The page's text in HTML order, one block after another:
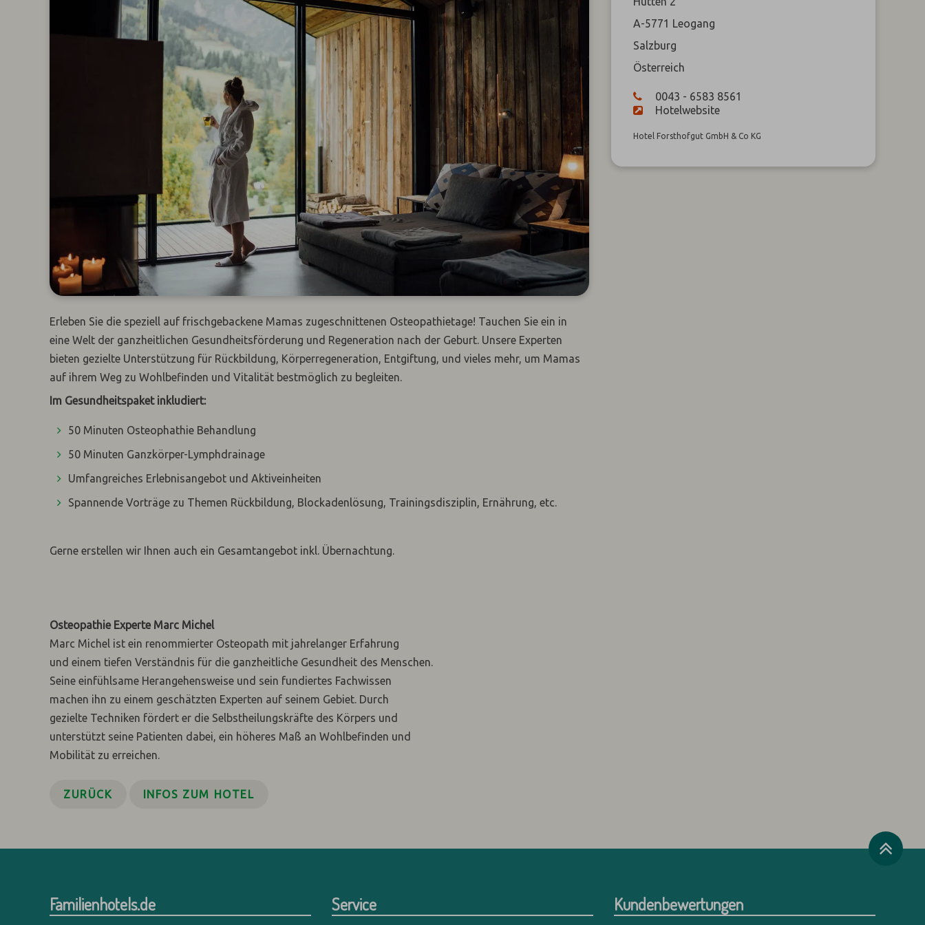
Erleben Sie die speziell auf frischgebackene Mamas zugeschnittenen Osteopathietage! Tauchen Sie ein in
eine Welt der ganzheitlichen Gesundheitsförderung und Regeneration nach der Geburt. Unsere Experten
bieten gezielte Unterstützung für Rückbildung, Körperregeneration, Entgiftung, und vieles mehr, um Mamas
auf ihrem Weg zu Wohlbefinden und Vitalität bestmöglich zu begleiten.
Im Gesundheitspaket inkludiert:
50 Minuten Osteophathie Behandlung
50 Minuten Ganzkörper-Lymphdrainage
Umfangreiches Erlebnisangebot und Aktiveinheiten
Spannende Vorträge zu Themen Rückbildung, Blockadenlösung, Trainingsdisziplin, Ernährung, etc.
Gerne erstellen wir Ihnen auch ein Gesamtangebot inkl. Übernachtung.
Osteopathie Experte Marc Michel
Marc Michel ist ein renommierter Osteopath mit jahrelanger Erfahrung
und einem tiefen Verständnis für die ganzheitliche Gesundheit des Menschen.
Seine einfühlsame Herangehensweise und sein fundiertes Fachwissen
machen ihn zu einem geschätzten Experten auf seinem Gebiet. Durch
gezielte Techniken fördert er die Selbstheilungskräfte des Körpers und
unterstützt seine Patienten dabei, ein höheres Maß an Wohlbefinden und
Mobilität zu erreichen.
A-5771 Leogang
Salzburg
Österreich
0043 - 6583 8561
Hotelwebsite
Hotel Forsthofgut GmbH & Co KG
ZURÜCK INFOS ZUM HOTEL
Familienhotels.de Service Kundenbewertungen